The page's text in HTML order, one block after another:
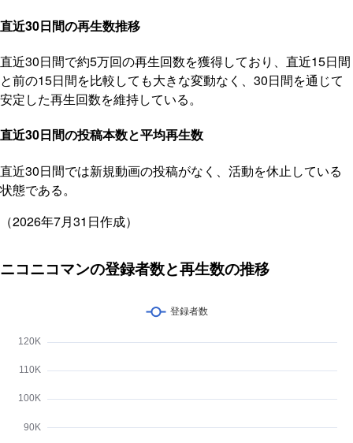
直近30日間の再生数推移
直近30日間で約5万回の再生回数を獲得しており、直近15日間
と前の15日間を比較しても大きな変動なく、30日間を通じて
安定した再生回数を維持している。
直近30日間の投稿本数と平均再生数
直近30日間では新規動画の投稿がなく、活動を休止している
状態である。
（2026年7月31日作成）
ニコニコマンの登録者数と再生数の推移